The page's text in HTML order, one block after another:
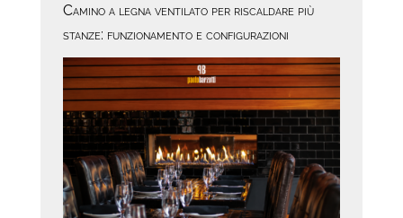
Camino a legna ventilato per riscaldare più
stanze: funzionamento e configurazioni